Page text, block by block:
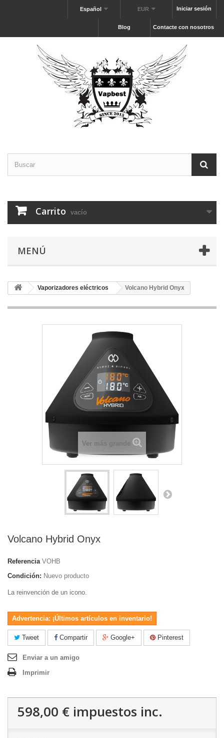
Iniciar sesión
EUR
Español
Contacte con nosotros
Blog
Carrito vacío
MENÚ
Vaporizadores eléctricos Volcano Hybrid Onyx
Ver más grande
Volcano Hybrid Onyx
Referencia VOHB
Condición: Nuevo producto
La reinvención de un icono.
Advertencia: ¡Últimos artículos en inventario!
Tweet Compartir Google+ Pinterest
Enviar a un amigo
Imprimir
598,00 € impuestos inc.